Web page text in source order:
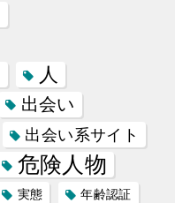
人
出会い
出会い系サイト
危険人物
実態 年齢認証